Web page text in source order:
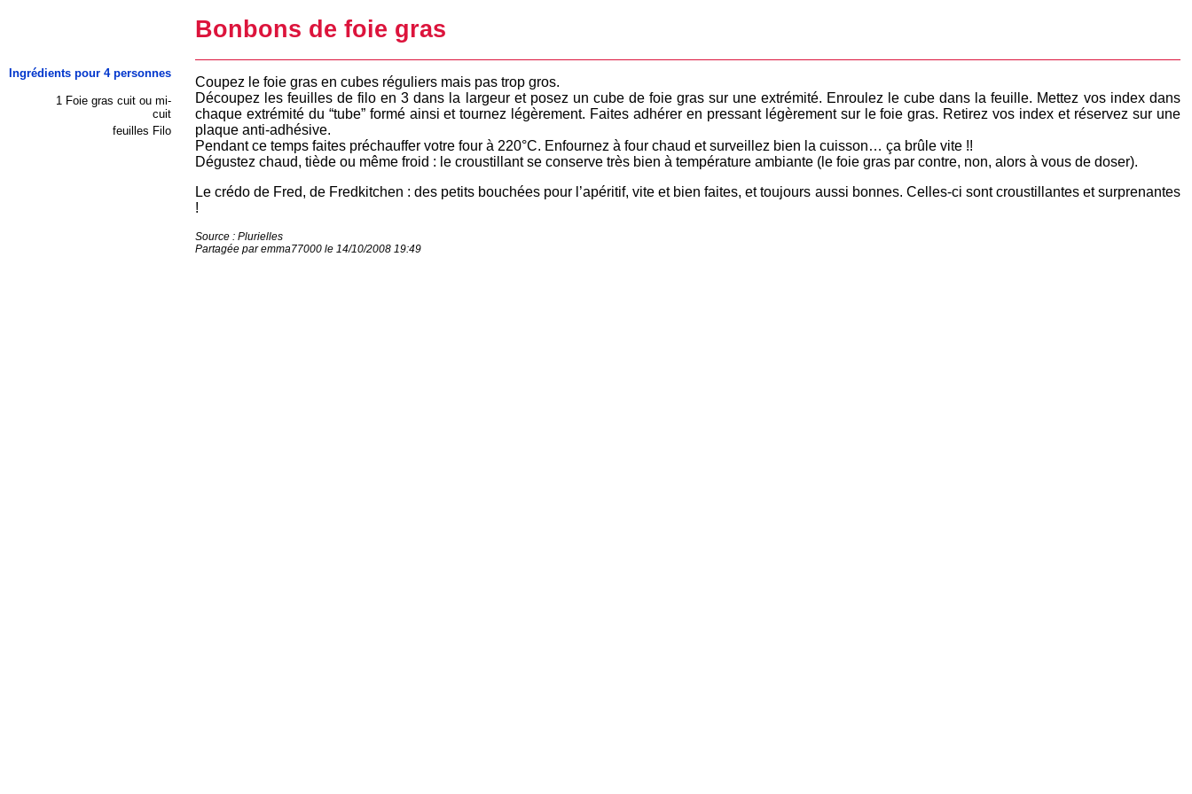
Bonbons de foie gras
Ingrédients pour 4 personnes
1 Foie gras cuit ou mi-
cuit
feuilles Filo
Coupez le foie gras en cubes réguliers mais pas trop gros.
Découpez les feuilles de filo en 3 dans la largeur et posez un cube de foie gras sur une extrémité. Enroulez le cube dans la feuille. Mettez vos index dans
chaque extrémité du “tube” formé ainsi et tournez légèrement. Faites adhérer en pressant légèrement sur le foie gras. Retirez vos index et réservez sur une
plaque anti-adhésive.
Pendant ce temps faites préchauffer votre four à 220°C. Enfournez à four chaud et surveillez bien la cuisson… ça brûle vite !!
Dégustez chaud, tiède ou même froid : le croustillant se conserve très bien à température ambiante (le foie gras par contre, non, alors à vous de doser).
Le crédo de Fred, de Fredkitchen : des petits bouchées pour l’apéritif, vite et bien faites, et toujours aussi bonnes. Celles-ci sont croustillantes et surprenantes
!
Source : Plurielles
Partagée par emma77000 le 14/10/2008 19:49